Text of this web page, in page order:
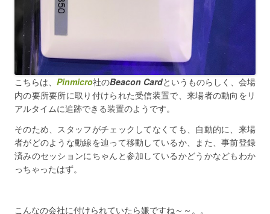
こちらは、 Pinmicro社のBeacon Cardというものらしく、会場
内の要所要所に取り付けられた受信装置で、来場者の動向をリ
アルタイムに追跡できる装置のようです。
そのため、スタッフがチェックしてなくても、自動的に、来場
者がどのような動線を辿って移動しているか、また、事前登録
済みのセッションにちゃんと参加しているかどうかなどもわか
っちゃったはず。
こんなの会社に付けられていたら嫌ですね～～。。